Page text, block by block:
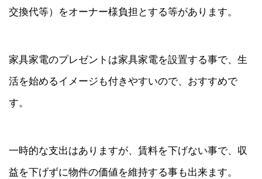
交換代等）をオーナー様負担とする等があります。
家具家電のプレゼントは家具家電を設置する事で、生
活を始めるイメージも付きやすいので、おすすめで
す。
一時的な支出はありますが、賃料を下げない事で、収
益を下げずに物件の価値を維持する事も出来ます。